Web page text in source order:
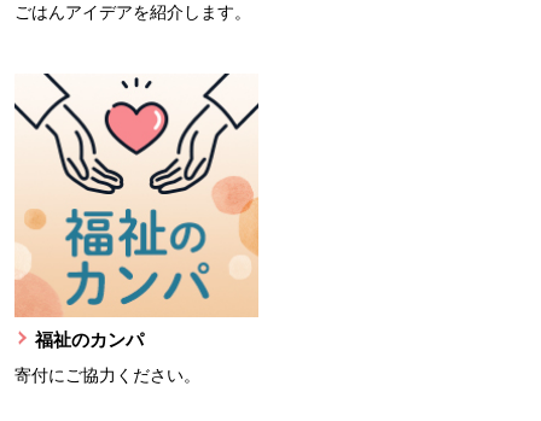
ごはんアイデアを紹介します。
福祉のカンパ
寄付にご協力ください。